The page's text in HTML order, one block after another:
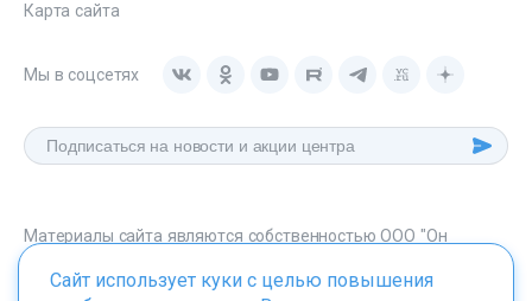
Карта сайта
Мы в соцсетях
Материалы сайта являются собственностью ООО "Он
onclinic.ru запрещено в соответствии со статьей 1259 ГК. РФ.
Сайт использует куки с целью повышения